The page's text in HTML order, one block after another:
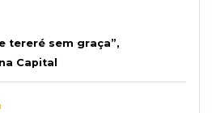
tereré sem graça”,
Capital